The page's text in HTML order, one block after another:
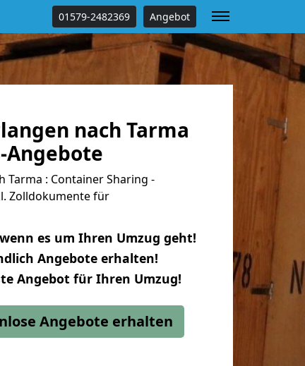
01579-2482369 Angebot
nach Tarma
Angebote
Tarma : Container Sharing -
Zolldokumente für
es um Ihren Umzug geht!
Angebote erhalten!
Angebot für Ihren Umzug!
Angebote erhalten